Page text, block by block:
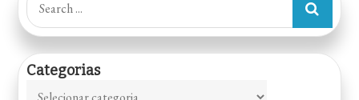
for:
Categorias
Categorias